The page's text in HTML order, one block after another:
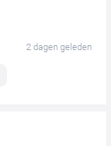
2 dagen geleden